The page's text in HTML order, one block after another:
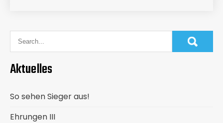
Aktuelles
So sehen Sieger aus!
Ehrungen III